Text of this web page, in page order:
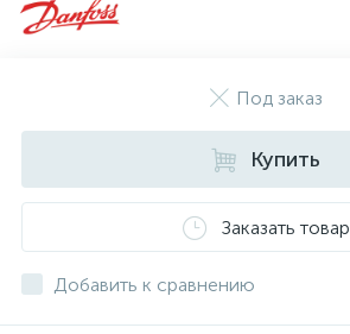
Под заказ
Купить
Заказать товар
Добавить к сравнению